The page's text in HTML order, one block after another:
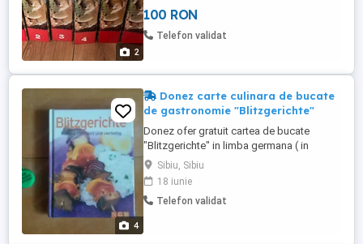
2
100 RON
Telefon validat
4
Donez carte culinara de bucate
de gastronomie "Blitzgerichte"
Donez ofer gratuit cartea de bucate
"Blitzgerichte" in limba germana ( in
traducere : Mancaruri fulger - rapide,
rafinate si felurite ), oricui cumpara un
produs din anunturile mele, doar sa
specifice ca o doreste. Cartea este nou-
Sibiu, Sibiu
18 iunie
Telefon validat